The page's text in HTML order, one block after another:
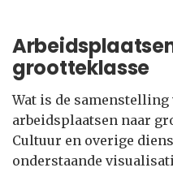
grootteklasse
Wat is de samenstelling
arbeidsplaatsen naar
Cultuur en overige
onderstaande